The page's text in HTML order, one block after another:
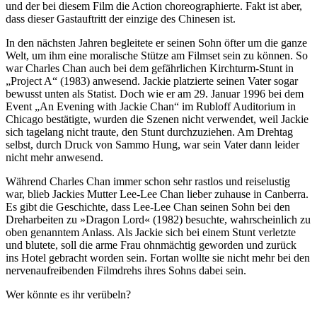
und der bei diesem Film die Action choreographierte. Fakt ist aber,
dass dieser Gastauftritt der einzige des Chinesen ist.
In den nächsten Jahren begleitete er seinen Sohn öfter um die ganze
Welt, um ihm eine moralische Stütze am Filmset sein zu können. So
war Charles Chan auch bei dem gefährlichen Kirchturm-Stunt in
„Project A“ (1983) anwesend. Jackie platzierte seinen Vater sogar
bewusst unten als Statist. Doch wie er am 29. Januar 1996 bei dem
Event „An Evening with Jackie Chan“ im Rubloff Auditorium in
Chicago bestätigte, wurden die Szenen nicht verwendet, weil Jackie
sich tagelang nicht traute, den Stunt durchzuziehen. Am Drehtag
selbst, durch Druck von Sammo Hung, war sein Vater dann leider
nicht mehr anwesend.
Während Charles Chan immer schon sehr rastlos und reiselustig
war, blieb Jackies Mutter Lee-Lee Chan lieber zuhause in Canberra.
Es gibt die Geschichte, dass Lee-Lee Chan seinen Sohn bei den
Dreharbeiten zu »Dragon Lord« (1982) besuchte, wahrscheinlich zu
oben genanntem Anlass. Als Jackie sich bei einem Stunt verletzte
und blutete, soll die arme Frau ohnmächtig geworden und zurück
ins Hotel gebracht worden sein. Fortan wollte sie nicht mehr bei den
nervenaufreibenden Filmdrehs ihres Sohns dabei sein.
Wer könnte es ihr verübeln?